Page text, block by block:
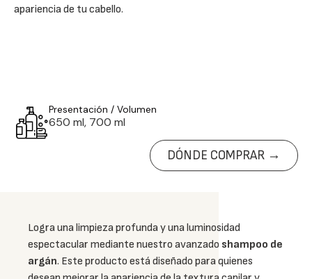
apariencia de tu cabello.
Presentación / Volumen
650 ml, 700 ml
DÓNDE COMPRAR →
Logra una limpieza profunda y una luminosidad
espectacular mediante nuestro avanzado shampoo de
argán. Este producto está diseñado para quienes